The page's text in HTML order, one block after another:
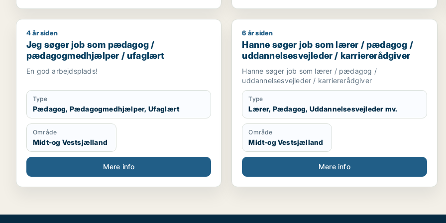
Jeg søger job som pædagog / pædagogmedhjælper / ufaglært
4 år siden
Jeg søger job som pædagog /
pædagogmedhjælper / ufaglært
En god arbejdsplads!
Type
Pædagog, Pædagogmedhjælper, Ufaglært
Område
Midt-og Vestsjælland
Mere info
Hanne søger job som lærer / pædagog /
6 år siden
Hanne søger job som lærer / pædagog /
uddannelsesvejleder / karriererådgiver
Hanne søger job som lærer / pædagog /
uddannelsesvejleder / karriererådgiver
Type
Lærer, Pædagog, Uddannelsesvejleder mv.
Område
Midt-og Vestsjælland
Mere info